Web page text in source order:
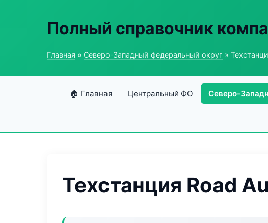
Полный справочник
Главная » Северо-Западный федеральный округ »
🏠 Главная Центральный ФО Северо-
Техстанция Road